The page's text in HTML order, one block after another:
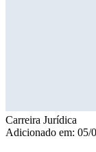
Carreira Jurídica
Adicionado em: 05/